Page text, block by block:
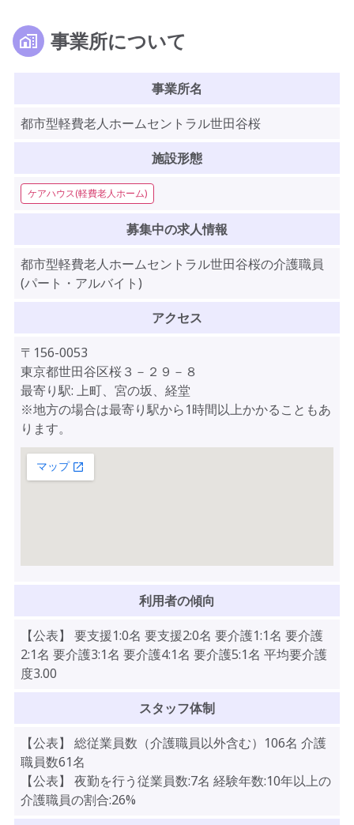
事業所について
事業所名
都市型軽費老人ホームセントラル世田谷桜
施設形態
ケアハウス(軽費老人ホーム)
募集中の求人情報
都市型軽費老人ホームセントラル世田谷桜の介護職員
(パート・アルバイト)
アクセス
〒156-0053
東京都世田谷区桜３－２９－８
最寄り駅: 上町、宮の坂、経堂
※地方の場合は最寄り駅から1時間以上かかることもあ
ります。
利用者の傾向
【公表】 要支援1:0名 要支援2:0名 要介護1:1名 要介護
2:1名 要介護3:1名 要介護4:1名 要介護5:1名 平均要介護
度3.00
スタッフ体制
【公表】 総従業員数（介護職員以外含む）106名 介護
職員数61名
【公表】 夜勤を行う従業員数:7名 経験年数:10年以上の
介護職員の割合:26%